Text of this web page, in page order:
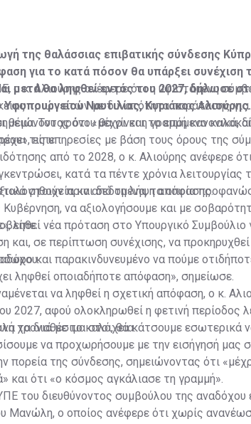
της θαλάσσιας επιβατικής σύνδεσης
για το κατά πόσον θα υπάρξει συνέχιση
μετά θα ληφθεί εντός του 2027, δήλωσε
Ναυτιλίας, Κυριάκος Αλιούρης.
κ. Αλιούρης ανέφερε ότι η υφιστάμενη
τριών ετών με δυνατότητα παράτασης για
ότι «μέχρι και το επόμενο
τις υπηρεσίες με βάση τους όρους της
θέμα. Του χρόνου θα γίνει η γραμμή κανονικά,
είπε.
από το 2028, ο κ. Αλιούρης ανέφερε
κατά τα πέντε χρόνια λειτουργίας
πριν από τη λήψη απόφασης.
στοιχεία και δεδομένα, τα οποία
να αξιολογήσουμε και με
είπε. νέα πρόταση στο Υπουργικό Συμβούλιο
και, σε περίπτωση συνέχισης, να
και παρακινδυνευμένο να πούμε
ληφθεί οποιαδήποτε απόφαση», σημείωσε.
να ληφθεί η σχετική απόφαση, ο κ.
2027, αφού ολοκληρωθεί η φετινή περίοδος
τα διαθέσιμα στοιχεία.
χρονιά με το καλό, θα κάτσουμε εσωτερικά
να προχωρήσουμε με την εισήγησή μας
πορεία της σύνδεσης, σημειώνοντας ότι
και ότι «ο κόσμος αγκάλιασε τη γραμμή».
του διευθύνοντος συμβούλου της αναδόχου
Μανώλη, ο οποίος ανέφερε ότι χωρίς